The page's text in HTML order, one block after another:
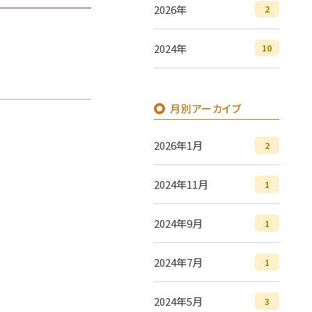
2026年 2
2024年 10
月別アーカイブ
2026年1月 2
2024年11月 1
2024年9月 1
2024年7月 1
2024年5月 3